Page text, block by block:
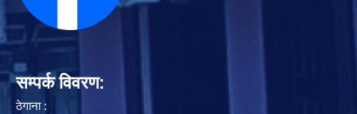
सम्पर्क विवरण:
ठेगाना :